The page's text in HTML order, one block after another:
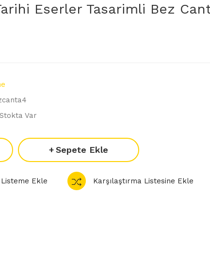
Eserler Tasarimli Bez
Stokta Var
Sepete Ekle
Listeme Ekle Karşılaştırma Listesine Ekle